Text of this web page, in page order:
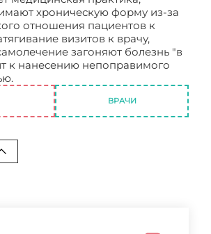
хроническую форму из-за
отношения пациентов к
визитов к врачу,
загоняют болезнь "в
к нанесению непоправимого
ВРАЧИ